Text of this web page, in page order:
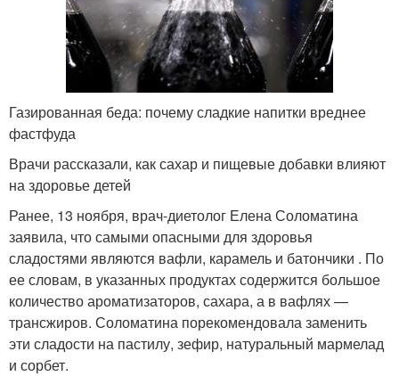
Газированная беда: почему сладкие напитки вреднее
фастфуда
Врачи рассказали, как сахар и пищевые добавки влияют
на здоровье детей
Ранее, 13 ноября, врач-диетолог Елена Соломатина
заявила, что самыми опасными для здоровья
сладостями являются вафли, карамель и батончики . По
ее словам, в указанных продуктах содержится большое
количество ароматизаторов, сахара, а в вафлях —
трансжиров. Соломатина порекомендовала заменить
эти сладости на пастилу, зефир, натуральный мармелад
и сорбет.